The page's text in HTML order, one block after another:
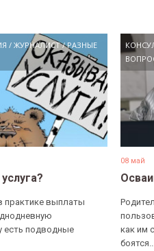
/ ЖУРНАЛИСТ/РАЗНЫЕ
практике выплаты
есть подводные
08 май
как им